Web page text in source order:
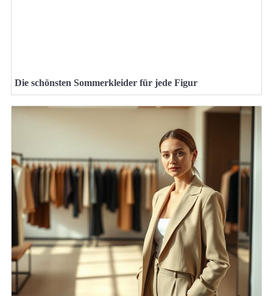
Die schönsten Sommerkleider für jede Figur